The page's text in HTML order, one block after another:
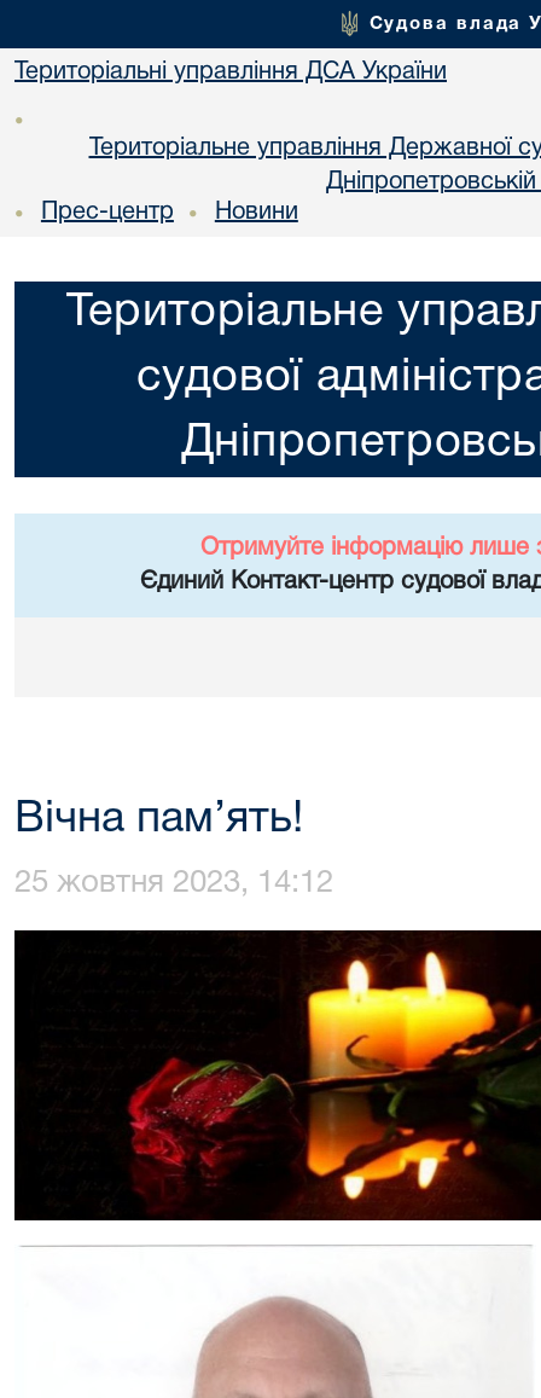
Судова влада
Територіальні управління ДСА України
•
Територіальне управління Державної
• Прес-центр • Новини
Територіальне
судової
Отримуйте інформацію лише
Єдиний Контакт-центр судової
Вічна пам’ять!
25 жовтня 2023, 14:12